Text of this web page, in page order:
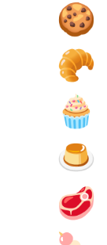
🍪
🥐
🧁
🍮
🥩